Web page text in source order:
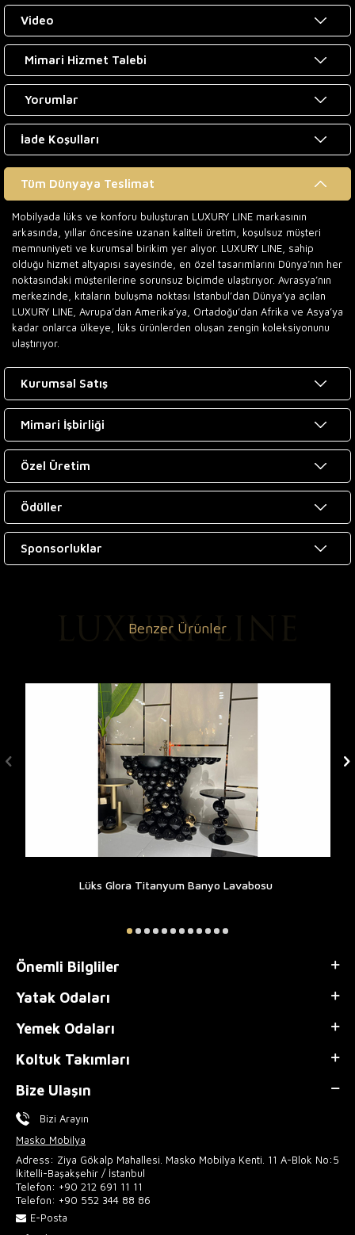
Video
Mimari Hizmet Talebi
Yorumlar
İade Koşulları
Tüm Dünyaya Teslimat
Mobilyada lüks ve konforu buluşturan LUXURY LINE markasının
arkasında, yıllar öncesine uzanan kaliteli üretim, koşulsuz müşteri
memnuniyeti ve kurumsal birikim yer alıyor. LUXURY LINE, sahip
olduğu hizmet altyapısı sayesinde, en özel tasarımlarını Dünya’nın her
noktasındaki müşterilerine sorunsuz biçimde ulaştırıyor. Avrasya’nın
merkezinde, kıtaların buluşma noktası İstanbul’dan Dünya’ya açılan
LUXURY LINE, Avrupa’dan Amerika’ya, Ortadoğu’dan Afrika ve Asya’ya
kadar onlarca ülkeye, lüks ürünlerden oluşan zengin koleksiyonunu
ulaştırıyor.
Kurumsal Satış
Mimari İşbirliği
Özel Üretim
Ödüller
Sponsorluklar
Benzer Ürünler
Lüks Glora Titanyum Banyo Lavabosu
Önemli Bilgliler
Yatak Odaları
Yemek Odaları
Koltuk Takımları
Bize Ulaşın
Bizi Arayın
Masko Mobilya
Adress: Ziya Gökalp Mahallesi. Masko Mobilya Kenti. 11 A-Blok No:5
İkitelli-Başakşehir / İstanbul
Telefon: +90 212 691 11 11
Telefon: +90 552 344 88 86
E-Posta